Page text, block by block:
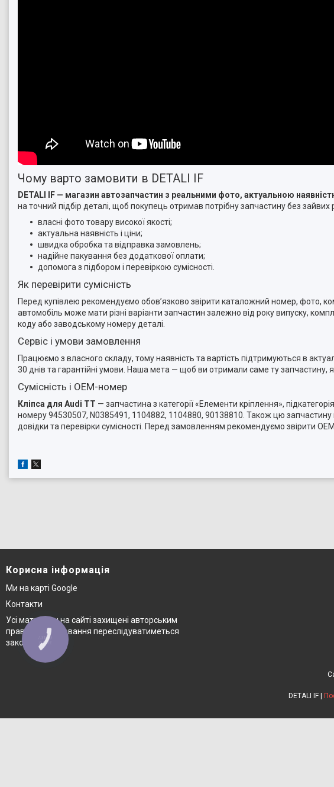
Чому варто замовити в DETALI IF
DETALI IF — магазин автозапчастин з реальними фото, актуальною
на точний підбір деталі, щоб покупець отримав потрібну запчастину без зайвих
власні фото товару високої якості;
актуальна наявність і ціни;
швидка обробка та відправка замовлень;
надійне пакування без додаткової оплати;
допомога з підбором і перевіркою сумісності.
Як перевірити сумісність
Перед купівлею рекомендуємо обов’язково звірити каталожний номер, фото,
автомобіль може мати різні варіанти запчастин залежно від року випуску,
коду або заводському номеру деталі.
Сервіс і умови замовлення
Працюємо з власного складу, тому наявність та вартість підтримуються в
30 днів та гарантійні умови. Наша мета — щоб ви отримали саме ту запчастину,
Сумісність і OEM-номер
Кліпса для Audi TT — запчастина з категорії «Елементи кріплення»,
номеру 94530507, N0385491, 1104882, 1104880, 90138810. Також цю запчастину
довідки та перевірки сумісності. Перед замовленням рекомендуємо звірити
Корисна інформація
Ми на карті Google
Контакти
Усі матеріали на сайті захищені авторським
правом © копіювання переслідуватиметься
законом
КНОПКА
ЗВ'ЯЗКУ